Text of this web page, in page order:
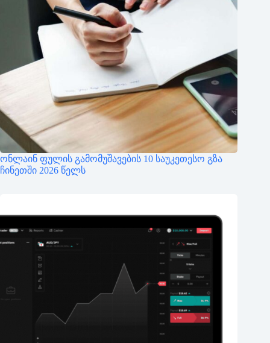
ონლაინ ფულის გამომუშავების 10 საუკეთესო გზა
ჩინეთში 2026 წელს